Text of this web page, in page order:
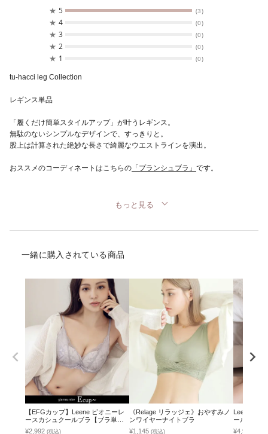
★ 5 (3)
★ 4 (0)
★ 3 (0)
★ 2 (0)
★ 1 (0)
tu-hacci leg Collection
レギンス単品
「履くだけ簡単スタイルアップ」が叶うレギンス。
無駄のないシンプルなデザインで、すっきりと。
股上は計算された絶妙な長さで綺麗なウエストラインを演出。
おススメのコーディネートはこちらの 「プランシュブラ」 です。
もっと見る
一緒に購入されている商品
【EFGカップ】Leene ピオニーレ
ースカシュクールブラ【ブラ単
品】
¥2,992 (税込)
《Relage リラッジェ》おやすみノ
ンワイヤーナイトブラ
¥1,145 (税込)
Leene フ
ールブラ&
い脇高谷間
¥4,990